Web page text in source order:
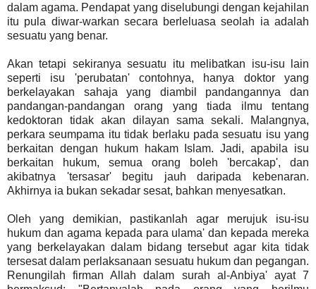
dalam agama. Pendapat yang diselubungi dengan kejahilan
itu pula diwar-warkan secara berleluasa seolah ia adalah
sesuatu yang benar.
Akan tetapi sekiranya sesuatu itu melibatkan isu-isu lain
seperti isu 'perubatan' contohnya, hanya doktor yang
berkelayakan sahaja yang diambil pandangannya dan
pandangan-pandangan orang yang tiada ilmu tentang
kedoktoran tidak akan dilayan sama sekali. Malangnya,
perkara seumpama itu tidak berlaku pada sesuatu isu yang
berkaitan dengan hukum hakam Islam. Jadi, apabila isu
berkaitan hukum, semua orang boleh 'bercakap', dan
akibatnya 'tersasar' begitu jauh daripada kebenaran.
Akhirnya ia bukan sekadar sesat, bahkan menyesatkan.
Oleh yang demikian, pastikanlah agar merujuk isu-isu
hukum dan agama kepada para ulama' dan kepada mereka
yang berkelayakan dalam bidang tersebut agar kita tidak
tersesat dalam perlaksanaan sesuatu hukum dan pegangan.
Renungilah firman Allah dalam surah al-Anbiya' ayat 7